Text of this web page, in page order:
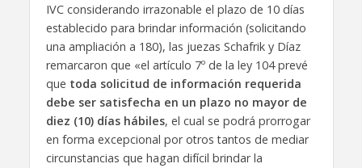
IVC considerando irrazonable el plazo de 10 días
establecido para brindar información (solicitando
una ampliación a 180), las juezas Schafrik y Díaz
remarcaron que «el artículo 7º de la ley 104 prevé
que toda solicitud de información requerida
debe ser satisfecha en un plazo no mayor de
diez (10) días hábiles, el cual se podrá prorrogar
en forma excepcional por otros tantos de mediar
circunstancias que hagan difícil brindar la